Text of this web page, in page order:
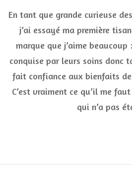
En tant que grande curieuse
j’ai essayé ma première
marque que j’aime beaucoup
conquise par leurs soins donc
fait confiance aux bienfaits
C’est vraiment ce qu’il me
qui n’a pas